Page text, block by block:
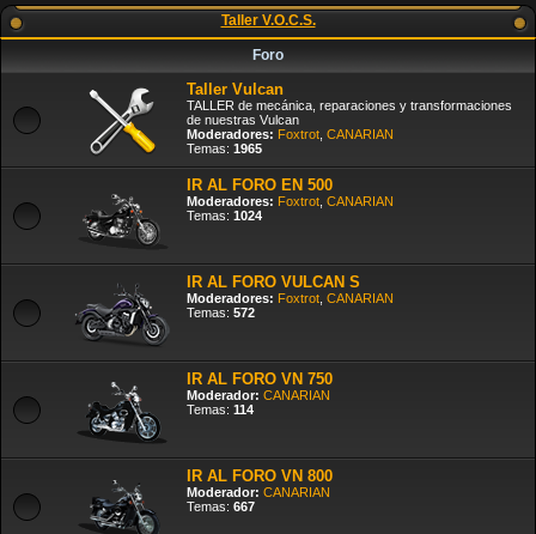
Taller V.O.C.S.
Foro
Taller Vulcan
TALLER de mecánica, reparaciones y transformaciones
de nuestras Vulcan
Moderadores: Foxtrot CANARIAN
Temas: 1965
IR AL FORO EN 500
Moderadores: Foxtrot CANARIAN
Temas: 1024
IR AL FORO VULCAN S
Moderadores: Foxtrot CANARIAN
Temas: 572
IR AL FORO VN 750
Moderador: CANARIAN
Temas: 114
IR AL FORO VN 800
Moderador: CANARIAN
Temas: 667